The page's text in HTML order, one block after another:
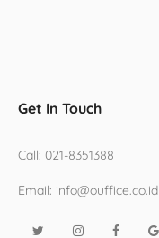
Get In Touch
Call: 021-8351388
Email: info@ouffice.co.id